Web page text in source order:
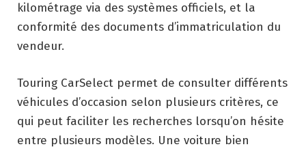
kilométrage via des systèmes officiels, et la
conformité des documents d’immatriculation du
vendeur.
Touring CarSelect permet de consulter différents
véhicules d’occasion selon plusieurs critères, ce
qui peut faciliter les recherches lorsqu’on hésite
entre plusieurs modèles. Une voiture bien